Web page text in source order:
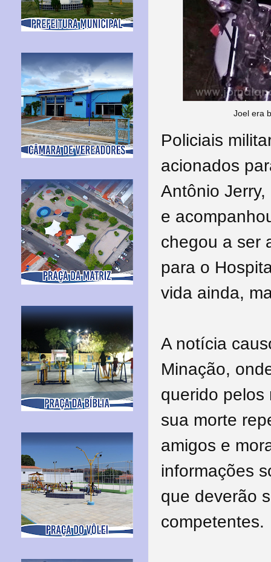
Joel era
Policiais
acionados
Antônio
e
chegou a ser
para o
vida ainda,
A notícia
Minação,
querido pelos
sua morte
amigos e
informações
que deverão
competentes.